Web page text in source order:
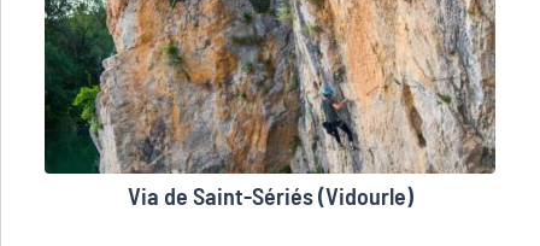
Via de Saint-Sériés (Vidourle)